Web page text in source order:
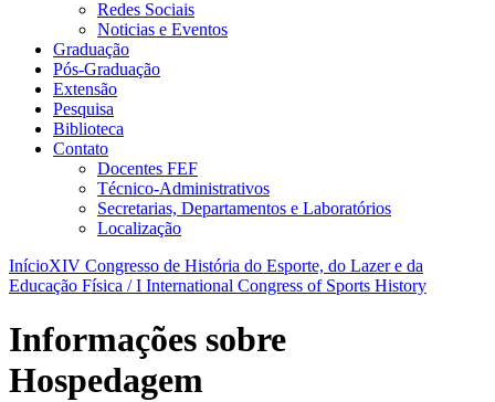
Redes Sociais
Noticias e Eventos
Graduação
Pós-Graduação
Extensão
Pesquisa
Biblioteca
Contato
Docentes FEF
Técnico-Administrativos
Secretarias, Departamentos e Laboratórios
Localização
InícioXIV Congresso de História do Esporte, do Lazer e da
Educação Física / I International Congress of Sports History
Informações sobre
Hospedagem